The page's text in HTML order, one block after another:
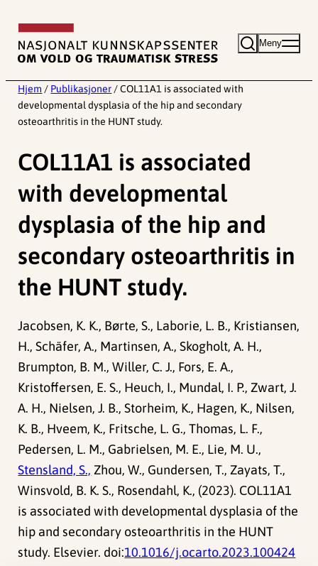
innhold
Meny
Hjem / Publikasjoner / COL11A1 is associated with
developmental dysplasia of the hip and secondary
osteoarthritis in the HUNT study.
COL11A1 is associated
with developmental
dysplasia of the hip and
secondary osteoarthritis in
the HUNT study.
Jacobsen, K. K., Børte, S., Laborie, L. B., Kristiansen,
H., Schäfer, A., Martinsen, A., Skogholt, A. H.,
Brumpton, B. M., Willer, C. J., Fors, E. A.,
Kristoffersen, E. S., Heuch, I., Mundal, I. P., Zwart, J.
A. H., Nielsen, J. B., Storheim, K., Hagen, K., Nilsen,
K. B., Hveem, K., Fritsche, L. G., Thomas, L. F.,
Pedersen, L. M., Gabrielsen, M. E., Lie, M. U.,
Stensland, S., Zhou, W., Gundersen, T., Zayats, T.,
Winsvold, B. K. S., Rosendahl, K., (2023). COL11A1
is associated with developmental dysplasia of the
hip and secondary osteoarthritis in the HUNT
study. Elsevier. doi:10.1016/j.ocarto.2023.100424